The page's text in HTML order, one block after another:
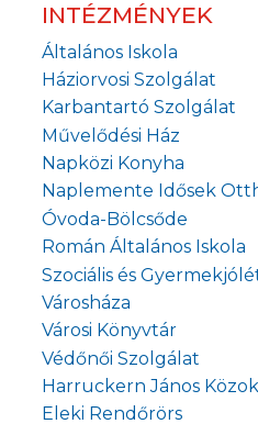
INTÉZMÉNYEK
Általános Iskola
Háziorvosi Szolgálat
Karbantartó Szolgálat
Művelődési Ház
Napközi Konyha
Naplemente Idősek
Óvoda-Bölcsőde
Román Általános Iskola
Szociális és
Városháza
Városi Könyvtár
Védőnői Szolgálat
Harruckern János
Eleki Rendőrörs